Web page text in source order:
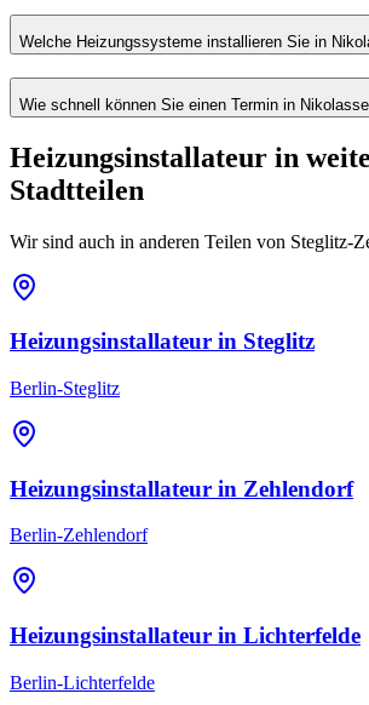
Welche Heizungssysteme installieren Sie in
Wie schnell können Sie einen Termin in
Heizungsinstallateur in
Stadtteilen
Wir sind auch in anderen Teilen von Steglitz-
Heizungsinstallateur in Steglitz
Berlin-Steglitz
Heizungsinstallateur in Zehlendorf
Berlin-Zehlendorf
Heizungsinstallateur in Lichterfelde
Berlin-Lichterfelde